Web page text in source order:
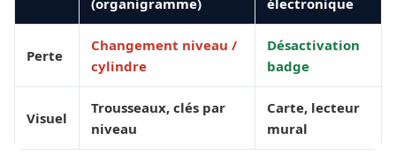
(organigramme)
électronique
Perte
Changement niveau /
cylindre
Désactivation
badge
Visuel
Trousseaux, clés par
niveau
Carte, lecteur
mural